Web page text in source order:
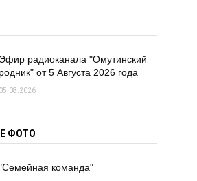
Эфир радиоканала "Омутинский
родник" от 5 Августа 2026 года
05.08.2026
ФОТО
команда"